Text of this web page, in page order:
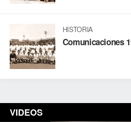
HISTORIA
Comunicaciones
VIDEOS